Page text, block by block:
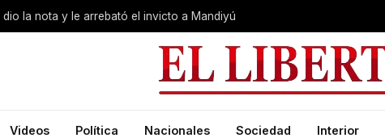
dio la nota y le arrebató el invicto a Mandiyú
Videos Política Nacionales Sociedad Interior